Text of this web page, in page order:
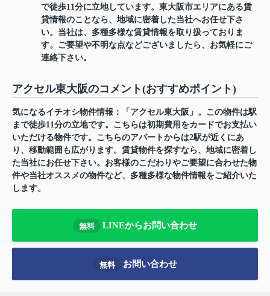
で徒歩11分に立地しています。東大阪市エリアにある賃
貸情報のことなら、地域に密着した当社へお任せ下さ
い。当社は、多種多様な賃貸情報を取り扱っておりま
す。ご要望や不明な点などございましたら、お気軽にご
連絡下さい。
アクセル東大阪のコメント(おすすめポイント)
気になるイチオシ物件情報：「アクセル東大阪」。この物件は駅
まで徒歩11分の立地です。こちらは初期費用をカードでお支払い
いただける物件です。こちらのアパートからは2駅が近くにあ
り、移動範囲も広がります。賃貸物件を探すなら、地域に密着し
た当社にお任せ下さい。お客様のこだわりやご要望に合わせた物
件や当社オススメの物件など、多種多様な物件情報をご紹介いた
します。
無料 LINEからお問い合わせ
無料 お問い合わせ